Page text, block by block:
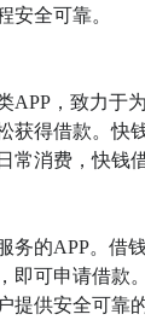
安全可靠。
APP，致力于
获得借款。快
常消费，快钱
务的APP。借
即可申请借款
提供安全可靠